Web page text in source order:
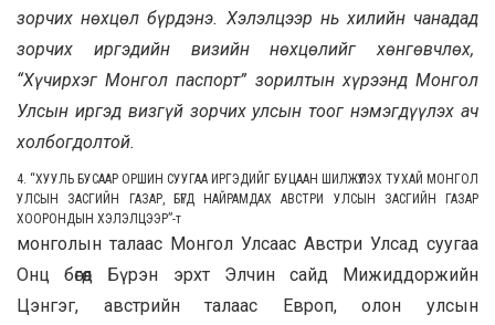
зорчих нөхцөл бүрдэнэ. Хэлэлцээр нь хилийн чанадад
зорчих иргэдийн визийн нөхцөлийг хөнгөвчлөх,
“Хүчирхэг Монгол паспорт” зорилтын хүрээнд Монгол
Улсын иргэд визгүй зорчих улсын тоог нэмэгдүүлэх ач
холбогдолтой.
4. “ХУУЛЬ БУСААР ОРШИН СУУГАА ИРГЭДИЙГ БУЦААН ШИЛЖҮҮЛЭХ ТУХАЙ МОНГОЛ
УЛСЫН ЗАСГИЙН ГАЗАР, БҮГД НАЙРАМДАХ АВСТРИ УЛСЫН ЗАСГИЙН ГАЗАР
ХООРОНДЫН ХЭЛЭЛЦЭЭР”-т
монголын талаас Монгол Улсаас Австри Улсад суугаа
Онц бөгөөд Бүрэн эрхт Элчин сайд Мижиддоржийн
Цэнгэг, австрийн талаас Европ, олон улсын